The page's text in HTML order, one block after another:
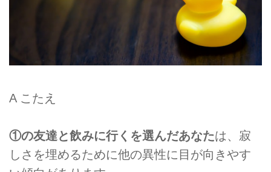
A こたえ
①の友達と飲みに行くを選んだあなたは、寂
しさを埋めるために他の異性に目が向きやす